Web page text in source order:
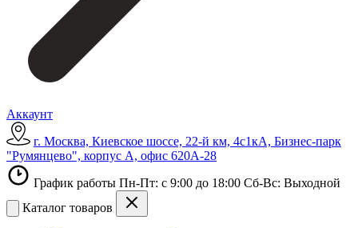
Аккаунт
г. Москва, Киевское шоссе, 22-й км, 4с1кА, Бизнес-парк
"Румянцево", корпус А, офис 620А-28
График работы Пн-Пт: с 9:00 до 18:00 Сб-Вс: Выходной
Каталог товаров